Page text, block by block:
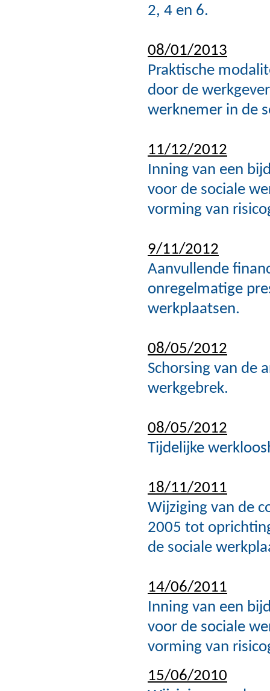
2, 4 en 6.
08/01/2013
Praktische
door de
werknemer in de
11/12/2012
Inning van een
voor de sociale
vorming van
9/11/2012
Aanvullende
onregelmatige
werkplaatsen.
08/05/2012
Schorsing van de
werkgebrek.
08/05/2012
Tijdelijke
18/11/2011
Wijziging van de
2005 tot
de sociale
14/06/2011
Inning van een
voor de sociale
vorming van
15/06/2010